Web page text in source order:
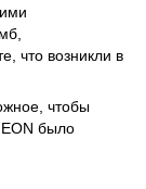
что возникли в
чтобы
EON было